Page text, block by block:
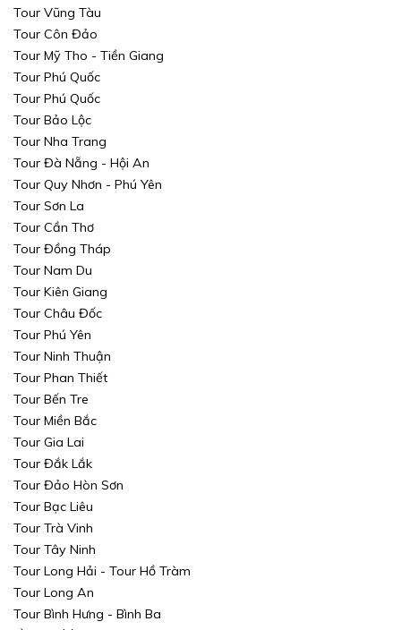
Tour Vũng Tàu
Tour Côn Đảo
Tour Mỹ Tho - Tiền Giang
Tour Phú Quốc
Tour Phú Quốc
Tour Bảo Lộc
Tour Nha Trang
Tour Đà Nẵng - Hội An
Tour Quy Nhơn - Phú Yên
Tour Sơn La
Tour Cần Thơ
Tour Đồng Tháp
Tour Nam Du
Tour Kiên Giang
Tour Châu Đốc
Tour Phú Yên
Tour Ninh Thuận
Tour Phan Thiết
Tour Bến Tre
Tour Miền Bắc
Tour Gia Lai
Tour Đắk Lắk
Tour Đảo Hòn Sơn
Tour Bạc Liêu
Tour Trà Vinh
Tour Tây Ninh
Tour Long Hải - Tour Hồ Tràm
Tour Long An
Tour Bình Hưng - Bình Ba